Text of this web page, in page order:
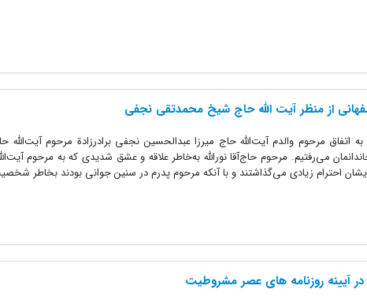
از منظر آیت ‏اللّه حاج شیخ محمدتقى نجفى
اتفاق مرحوم والدم آیت‌اللّه حاج میرزا عبدالحسین نجفى برادرزادة مرحوم آیت‌اللّه
مى‌رفتیم. مرحوم حاج‌آقا نوراللّه به‌خاطر علاقه و عشق شدیدى که به مرحوم
ایشان احترام زیادى مى‌گذاشتند و با آنکه مرحوم پدرم در سنین جوانى بودند بخاطر
در آیینه روزنامه ‏هاى عصر مشروطیت